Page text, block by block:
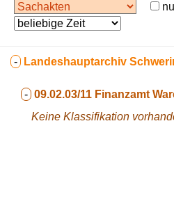
- Landeshauptarchiv
- 09.02.03/11 Finanzamt
Keine Klassifikation